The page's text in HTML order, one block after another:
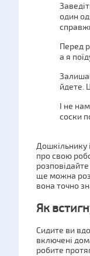
один
Перед
а я
йдете.
І не
соски
Дошкільнику
про свою
ще можна
вона точно
Як
Сидите ви
включені
робите